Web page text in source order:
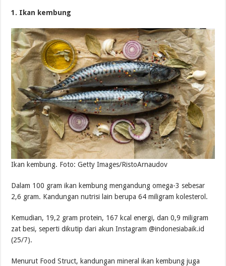
1. Ikan kembung
Ikan kembung. Foto: Getty Images/RistoArnaudov
Dalam 100 gram ikan kembung mengandung omega-3 sebesar
2,6 gram. Kandungan nutrisi lain berupa 64 miligram kolesterol.
Kemudian, 19,2 gram protein, 167 kcal energi, dan 0,9 miligram
zat besi, seperti dikutip dari akun Instagram @indonesiabaik.id
(25/7).
Menurut Food Struct, kandungan mineral ikan kembung juga